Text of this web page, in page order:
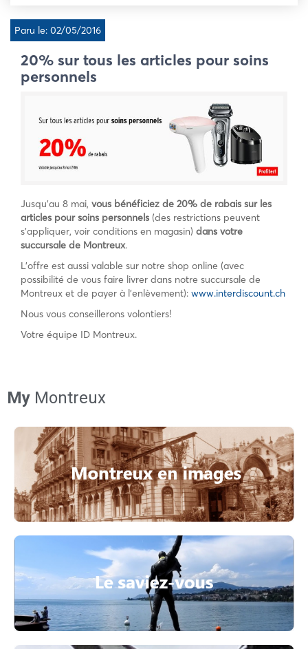
Paru le: 02/05/2016
20% sur tous les articles pour soins
personnels
Jusqu’au 8 mai, vous bénéficiez de 20% de rabais sur les
articles pour soins personnels (des restrictions peuvent
s’appliquer, voir conditions en magasin) dans votre
succursale de Montreux.
L’offre est aussi valable sur notre shop online (avec
possibilité de vous faire livrer dans notre succursale de
Montreux et de payer à l’enlèvement): www.interdiscount.ch
Nous vous conseillerons volontiers!
Votre équipe ID Montreux.
My Montreux